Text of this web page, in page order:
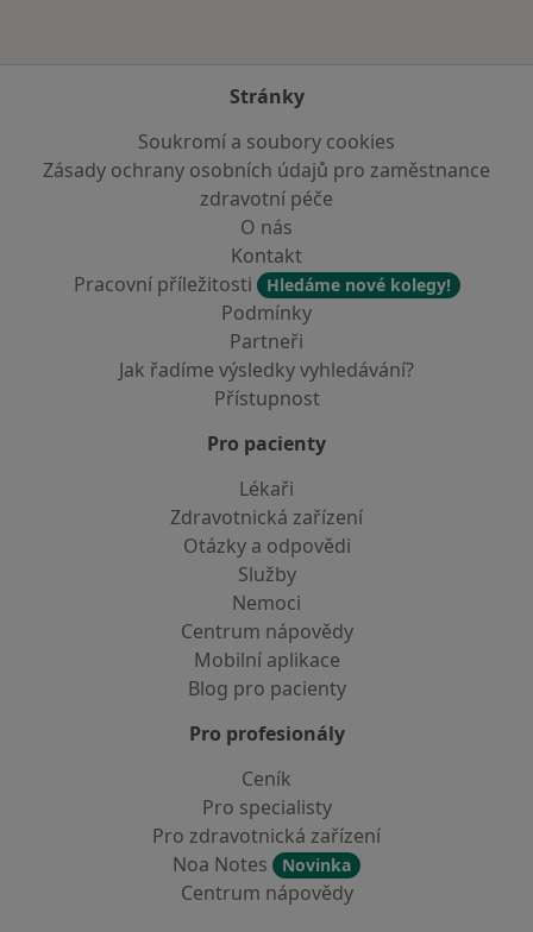
Stránky
Soukromí a soubory cookies
Zásady ochrany osobních údajů pro zaměstnance
zdravotní péče
O nás
Kontakt
Pracovní příležitosti
Hledáme nové kolegy!
Podmínky
Partneři
Jak řadíme výsledky vyhledávání?
Přístupnost
Pro pacienty
Lékaři
Zdravotnická zařízení
Otázky a odpovědi
Služby
Nemoci
Centrum nápovědy
Mobilní aplikace
Blog pro pacienty
Pro profesionály
Ceník
Pro specialisty
Pro zdravotnická zařízení
Noa Notes
Novinka
Centrum nápovědy